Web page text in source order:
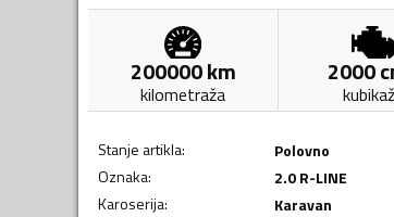
200000km
kilometraža
2000
Stanje artikla:
Polovno
Oznaka:
2.0 R-LINE
Karoserija:
Karavan